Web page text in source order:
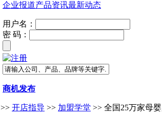
企业报道产品资讯最新动态
用户名：
密 码：
商机发布
>> 开店指导 >> 加盟学堂 >> 全国25万家母